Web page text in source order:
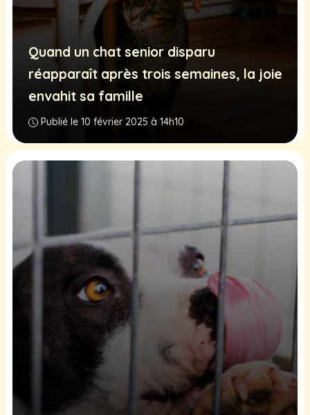
Quand un chat senior disparu
réapparaît après trois semaines, la joie
envahit sa famille
Publié le 10 février 2025 à 14h10